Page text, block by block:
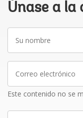
Únase a la
nombre
electrónico
Este contenido no se